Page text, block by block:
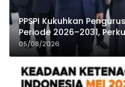
PPSPI Kukuhkan
Periode 2026–2031,
Publik
05/08/2026